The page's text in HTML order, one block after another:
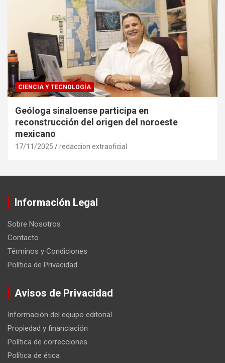
CIENCIA Y TECNOLOGÍA
Geóloga sinaloense participa en
reconstrucción del origen del noroeste
mexicano
17/11/2025 redaccion extraoficial
Información Legal
Sobre Nosotros
Contacto
Términos y Condiciones
Política de Privacidad
Avisos de Privacidad
Información del equipo editorial
Propiedad y financiación
Política de correcciones
Política de ética